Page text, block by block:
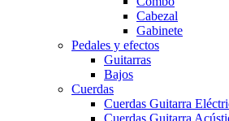
Cabezal
Gabinete
Pedales y efectos
Guitarras
Bajos
Cuerdas
Cuerdas Guitarra